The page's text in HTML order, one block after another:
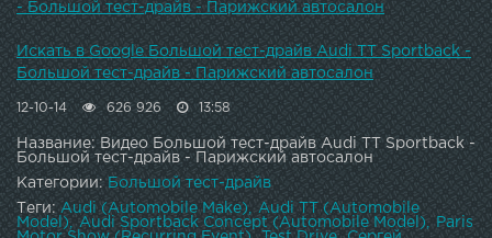
- Большой тест-драйв - Парижский автосалон
Искать в Google Большой тест-драйв Audi TT Sportback -
Большой тест-драйв - Парижский автосалон
12-10-14 626 926 13:58
Название: Видео Большой тест-драйв Audi TT Sportback -
Большой тест-драйв - Парижский автосалон
Категории: Большой тест-драйв
Теги:Audi (Automobile Make)
Audi TT (Automobile
Model)
Audi Sportback Concept (Automobile Model)
Paris